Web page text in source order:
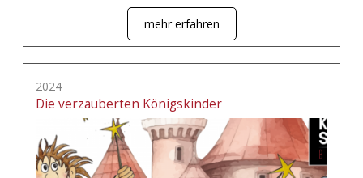
mehr erfahren
2024
Die verzauberten Königskinder